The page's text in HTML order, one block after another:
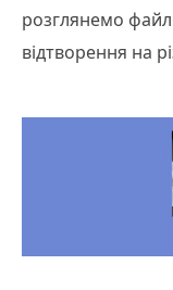
розглянемо
відтворення на